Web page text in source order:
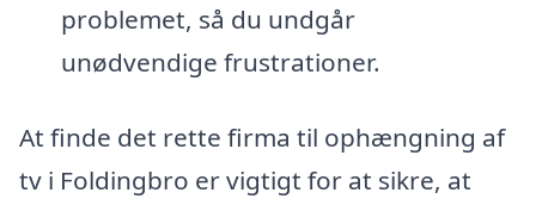
problemet, så du undgår
unødvendige frustrationer.
At finde det rette firma til ophængning af
tv i Foldingbro er vigtigt for at sikre, at